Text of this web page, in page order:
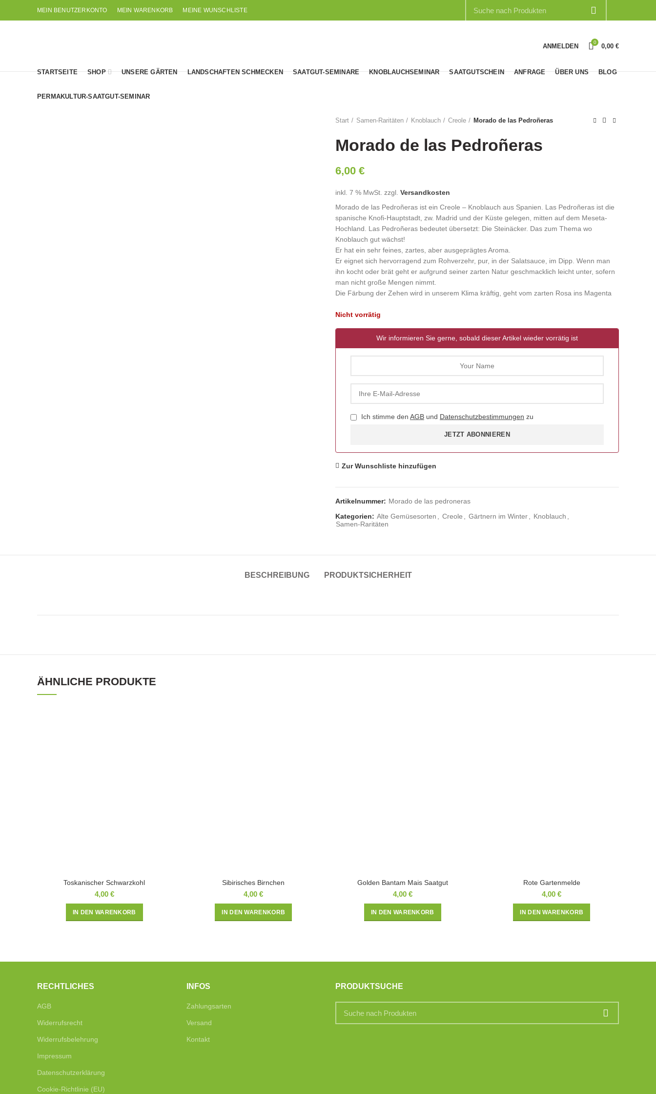
MEIN BENUTZERKONTO MEIN WARENKORB MEINE WUNSCHLISTE
ANMELDEN 0 0,00 €
STARTSEITE SHOP UNSERE GÄRTEN LANDSCHAFTEN SCHMECKEN SAATGUT-SEMINARE KNOBLAUCHSEMINAR SAATGUTSCHEIN ANFRAGE ÜBER UNS BLOG
PERMAKULTUR-SAATGUT-SEMINAR
Start Samen-Raritäten Knoblauch Creole Morado de las Pedroñeras
Morado de las Pedroñeras
6,00 €
inkl. 7 % MwSt. zzgl. Versandkosten
Morado de las Pedroñeras ist ein Creole – Knoblauch aus Spanien. Las Pedroñeras ist die
spanische Knofi-Hauptstadt, zw. Madrid und der Küste gelegen, mitten auf dem Meseta-
Hochland. Las Pedroñeras bedeutet übersetzt: Die Steinäcker. Das zum Thema wo
Knoblauch gut wächst!
Er hat ein sehr feines, zartes, aber ausgeprägtes Aroma.
Er eignet sich hervorragend zum Rohverzehr, pur, in der Salatsauce, im Dipp. Wenn man
ihn kocht oder brät geht er aufgrund seiner zarten Natur geschmacklich leicht unter, sofern
man nicht große Mengen nimmt.
Die Färbung der Zehen wird in unserem Klima kräftig, geht vom zarten Rosa ins Magenta
Nicht vorrätig
Wir informieren Sie gerne, sobald dieser Artikel wieder vorrätig ist
Ich stimme den AGB und Datenschutzbestimmungen zu
JETZT ABONNIEREN
Zur Wunschliste hinzufügen
Artikelnummer: Morado de las pedroneras
Kategorien: Alte Gemüsesorten Creole Gärtnern im Winter Knoblauch
Samen-Raritäten
BESCHREIBUNG PRODUKTSICHERHEIT
ÄHNLICHE PRODUKTE
Toskanischer Schwarzkohl
4,00 €
IN DEN WARENKORB
Sibirisches Birnchen
4,00€
IN DEN WARENKORB
Golden Bantam Mais Saatgut
4,00 €
IN DEN WARENKORB
Rote Gartenmelde
4,00€
IN DEN WARENKORB
RECHTLICHES
AGB
Widerrufsrecht
Widerrufsbelehrung
Impressum
Datenschutzerklärung
Cookie-Richtlinie (EU)
INFOS
Zahlungsarten
Versand
Kontakt
PRODUKTSUCHE